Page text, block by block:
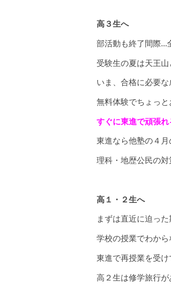
高３生へ
部活動も終了間際…
受験生の夏は天王
いま、合格に必要な
無料体験でちょっと
すぐに東進で頑張れ
東進なら他塾の４月
理科・地歴公民の
高１・２生へ
まずは直近に迫った
学校の授業でわから
東進で再授業を受け
高２生は修学旅行が